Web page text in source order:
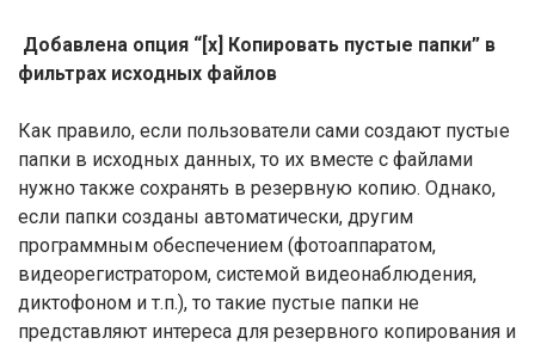
Добавлена опция “[x] Копировать пустые папки” в
фильтрах исходных файлов
Как правило, если пользователи сами создают пустые
папки в исходных данных, то их вместе с файлами
нужно также сохранять в резервную копию. Однако,
если папки созданы автоматически, другим
программным обеспечением (фотоаппаратом,
видеорегистратором, системой видеонаблюдения,
диктофоном и т.п.), то такие пустые папки не
представляют интереса для резервного копирования и